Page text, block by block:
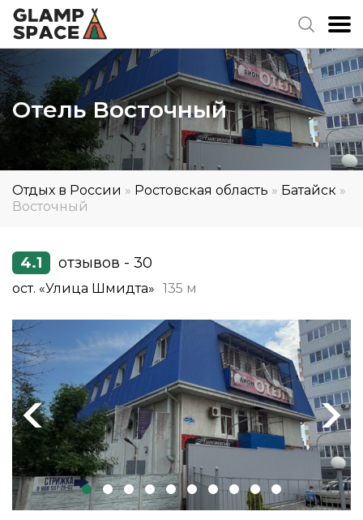
Отель Восточный
Отдых в России » Ростовская область » Батайск »
Восточный
4.1 отзывов - 30
ост. «Улица Шмидта» 135 м
Previous Next